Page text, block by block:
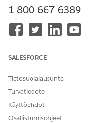
VAADITUT VERSIOT
Käytettävissä:Enterprise Edition
Developer Edition-versioissa.
Digitaalinen lainaus -
ominaisuuden kulkumallien
käyttäminen:
Kulkujen suorittaminen:
1-800-667-6389
SALESFORCE
Tietosuojalausunto
Turvatiedote
Käyttöehdot
Osallistumisohjeet